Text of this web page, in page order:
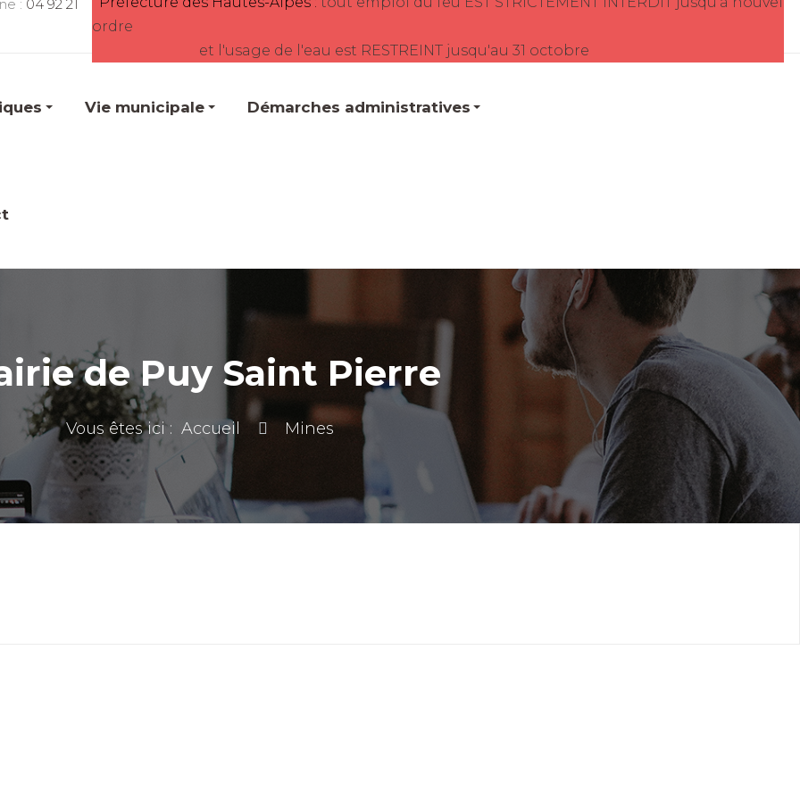
: 04 92 21
ordre
et l'usage de l'eau est RESTREINT jusqu'au 31 octobre
Vie municipale Démarches administratives
de Puy Saint Pierre
Vous êtes ici :Accueil Mines